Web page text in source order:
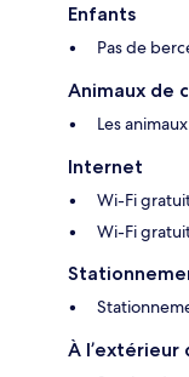
Enfants
Pas de
Animaux de
Les
Internet
Wi-Fi
Wi-Fi
À l’extérieur